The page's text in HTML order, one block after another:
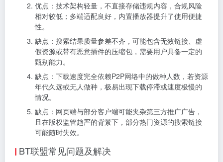
优点：技术架构轻量，不直接存储违规内容，合规风险
相对较低；多端适配良好，内置播放器提升了使用便捷
性。
缺点：搜索结果质量参差不齐，可能包含无效链接、虚
假资源或带有恶意插件的压缩包，需要用户具备一定的
甄别能力。
缺点：下载速度完全依赖P2P网络中的做种人数，若资源
年代久远或无人做种，极易出现下载停滞或速度极慢的
情况。
缺点：网页端与部分客户端可能夹杂第三方推广广告，
且在版权监管趋严的背景下，部分热门资源的搜索链接
可能随时失效。
BT联盟常见问题及解决